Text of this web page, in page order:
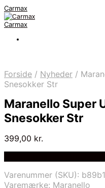
Carmax
Carmax
Forside / Nyheder /
Snesokker Str
Maranello Super
Snesokker Str
399,00 kr.
Varenummer (SKU):
Varemærke: Maranello